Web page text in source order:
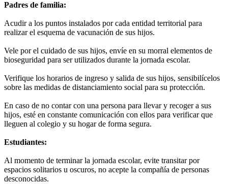
Padres de familia:
Acudir a los puntos instalados por cada entidad territorial para
realizar el esquema de vacunación de sus hijos.
Vele por el cuidado de sus hijos, envíe en su morral elementos de
bioseguridad para ser utilizados durante la jornada escolar.
Verifique los horarios de ingreso y salida de sus hijos, sensibilícelos
sobre las medidas de distanciamiento social para su protección.
En caso de no contar con una persona para llevar y recoger a sus
hijos, esté en constante comunicación con ellos para verificar que
lleguen al colegio y su hogar de forma segura.
Estudiantes:
Al momento de terminar la jornada escolar, evite transitar por
espacios solitarios u oscuros, no acepte la compañía de personas
desconocidas.